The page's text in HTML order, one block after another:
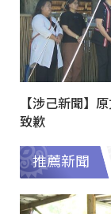
【涉己新聞】
致歉
推薦新聞